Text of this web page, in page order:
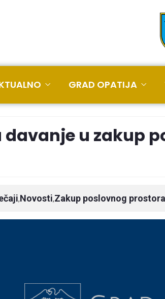
GRAD OPATIJA
davanje u zakup
,Novosti,Zakup poslovnog prostora